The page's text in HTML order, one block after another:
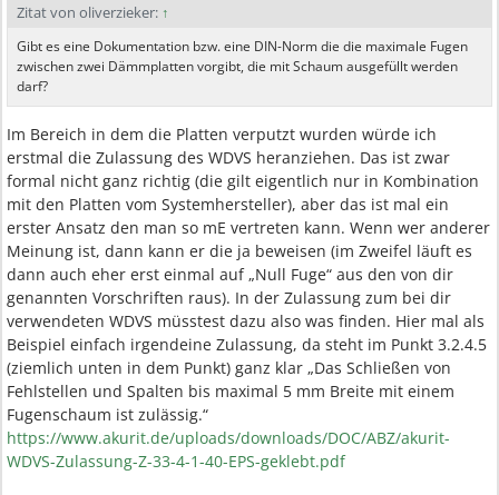
Zitat von oliverzieker: ↑
Gibt es eine Dokumentation bzw. eine DIN-Norm die die maximale Fugen
zwischen zwei Dämmplatten vorgibt, die mit Schaum ausgefüllt werden
darf?
Im Bereich in dem die Platten verputzt wurden würde ich
erstmal die Zulassung des WDVS heranziehen. Das ist zwar
formal nicht ganz richtig (die gilt eigentlich nur in Kombination
mit den Platten vom Systemhersteller), aber das ist mal ein
erster Ansatz den man so mE vertreten kann. Wenn wer anderer
Meinung ist, dann kann er die ja beweisen (im Zweifel läuft es
dann auch eher erst einmal auf „Null Fuge“ aus den von dir
genannten Vorschriften raus). In der Zulassung zum bei dir
verwendeten WDVS müsstest dazu also was finden. Hier mal als
Beispiel einfach irgendeine Zulassung, da steht im Punkt 3.2.4.5
(ziemlich unten in dem Punkt) ganz klar „Das Schließen von
Fehlstellen und Spalten bis maximal 5 mm Breite mit einem
Fugenschaum ist zulässig.“
https://www.akurit.de/uploads/downloads/DOC/ABZ/akurit-
WDVS-Zulassung-Z-33-4-1-40-EPS-geklebt.pdf